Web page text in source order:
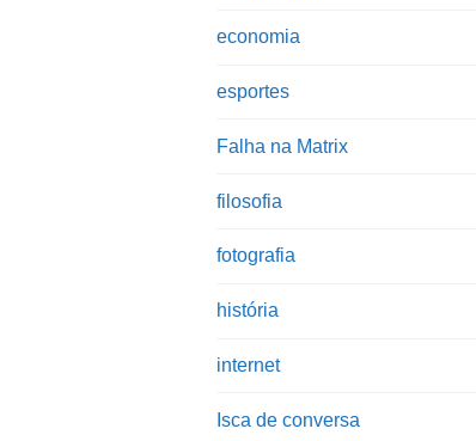
economia
esportes
Falha na Matrix
filosofia
fotografia
história
internet
Isca de conversa